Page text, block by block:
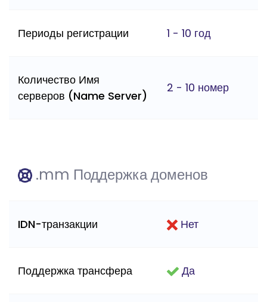
Периоды регистрации 1 - 10 год
Количество Имя
серверов (Name Server)
2 - 10 номер
.mm Поддержка доменов
IDN-транзакции Нет
Поддержка трансфера Да